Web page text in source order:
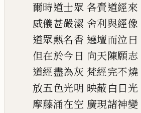
爾時道士眾 各賷道經來
威儀甚嚴潔 舍利與經像
道眾爇名香 遶壇而泣曰
但在於今日 向天陳願志
道經盡為灰 梵經完不燒
放五色光明 映蔽白日光
摩藤涌在空 廣現諸神變